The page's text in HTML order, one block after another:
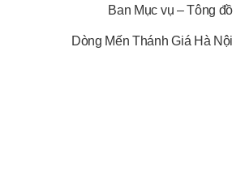
Ban Mục vụ – Tông đồ
Dòng Mến Thánh Giá Hà Nội